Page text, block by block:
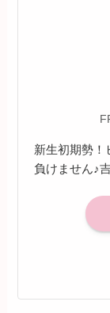
新生初期勢！
負けません♪